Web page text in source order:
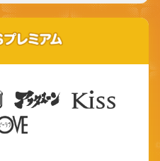
DAYSプレミアム